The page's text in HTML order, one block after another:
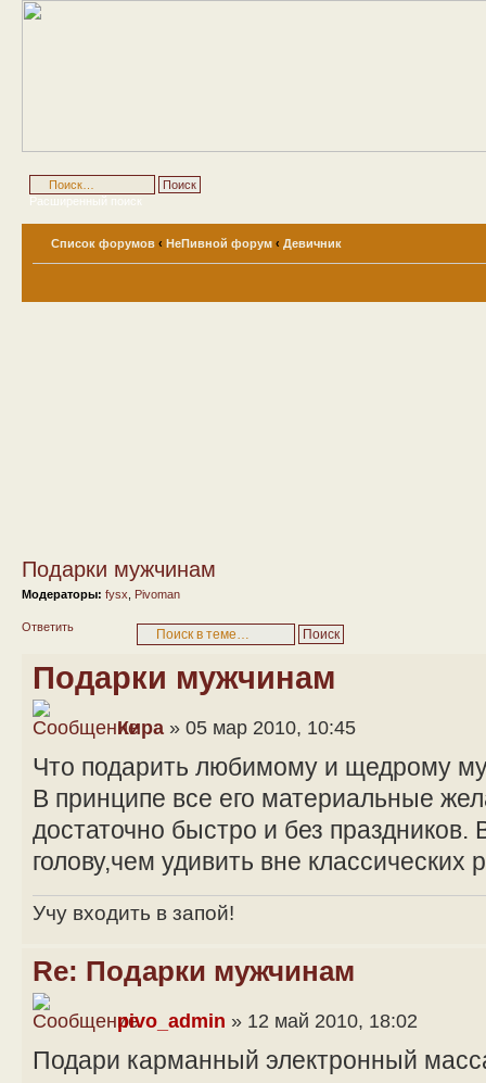
Расширенный поиск
Список форумов ‹ НеПивной форум ‹ Девичник
Подарки мужчинам
Модераторы: fysx Pivoman
Ответить
Подарки мужчинам
Кира » 05 мар 2010, 10:45
Что подарить любимому и щедрому
В принципе все его материальные
достаточно быстро и без праздников.
голову,чем удивить вне классических
Учу входить в запой!
Re: Подарки мужчинам
pivo_admin » 12 май 2010, 18:02
Подари карманный электронный